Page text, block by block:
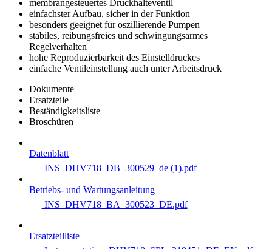
membrangesteuertes Druckhalteventil
einfachster Aufbau, sicher in der Funktion
besonders geeignet für oszillierende Pumpen
stabiles, reibungsfreies und schwingungsarmes
Regelverhalten
hohe Reproduzierbarkeit des Einstelldruckes
einfache Ventileinstellung auch unter Arbeitsdruck
Dokumente
Ersatzteile
Beständigkeitsliste
Broschüren
Datenblatt
INS_DHV718_DB_300529_de (1).pdf
Betriebs- und Wartungsanleitung
INS_DHV718_BA_300523_DE.pdf
Ersatzteilliste